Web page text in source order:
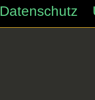
Datenschutz